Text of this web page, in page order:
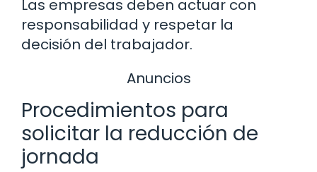
Las empresas deben actuar con
responsabilidad y respetar la
decisión del trabajador.
Anuncios
Procedimientos para
solicitar la reducción de
jornada